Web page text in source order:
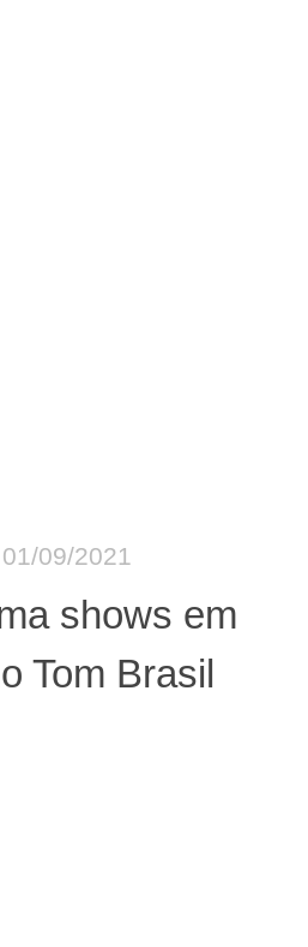
01/09/2021
shows em
Tom Brasil